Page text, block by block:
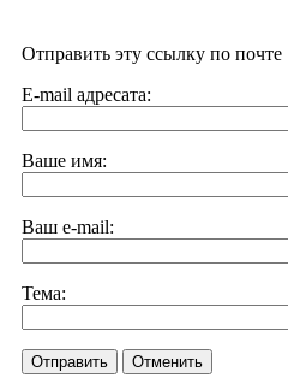
Отправить эту ссылку по почте
E-mail адресата:
Ваше имя:
Ваш e-mail:
Тема:
Отправить Отменить